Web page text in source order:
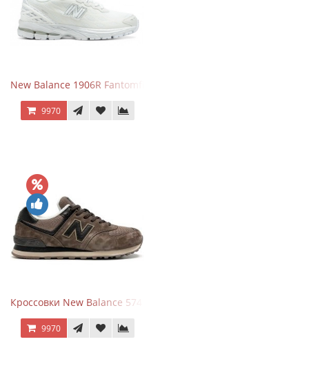
New Balance 1906R Fantomfit White
9970
Кроссовки New Balance 574 Umber Black
9970